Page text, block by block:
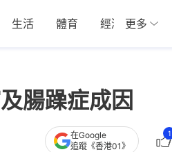
生活 體育 經濟 01深圳
更多
腸躁症成因
在Google
追蹤《香港01》
1